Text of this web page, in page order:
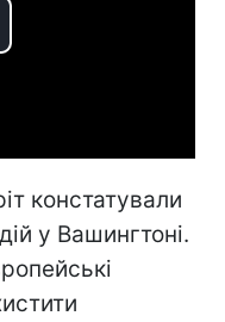
констатували
у Вашингтоні.